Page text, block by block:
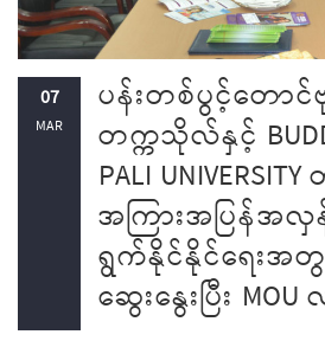
07
MAR
ပန်းတစ်ပွင့်တောင်
တက္ကသိုလ်နှင့်
PALI
အကြားအပြန်အ
ရွက်နိုင်နိုင်ရေး
ဆွေးနွေးပြီး